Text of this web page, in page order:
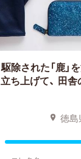
駆除された「鹿」
立ち上げて、 田舎
徳島